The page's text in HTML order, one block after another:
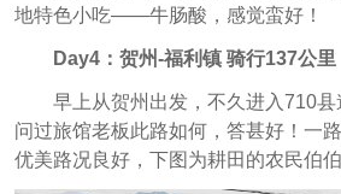
地特色小吃——牛肠酸，感觉蛮好！
Day4：贺州-福利镇 骑行137公里
早上从贺州出发，不久进入710
问过旅馆老板此路如何，答甚好！一
优美路况良好，下图为耕田的农民伯伯